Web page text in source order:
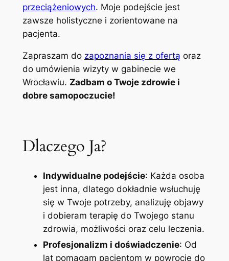
przeciążeniowych. Moje podejście jest
zawsze holistyczne i zorientowane na
pacjenta.
Zapraszam do zapoznania się z ofertą oraz
do umówienia wizyty w gabinecie we
Wrocławiu. Zadbam o Twoje zdrowie i
dobre samopoczucie!
Dlaczego Ja?
Indywidualne podejście: Każda osoba
jest inna, dlatego dokładnie wsłuchuję
się w Twoje potrzeby, analizuję objawy
i dobieram terapię do Twojego stanu
zdrowia, możliwości oraz celu leczenia.
Profesjonalizm i doświadczenie: Od
lat pomagam pacjentom w powrocie do